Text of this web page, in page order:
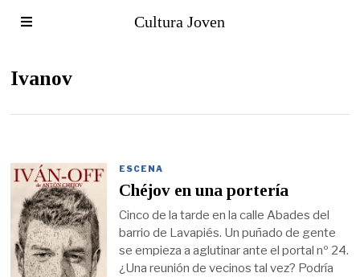
Cultura Joven
Ivanov
ESCENA
Chéjov en una portería
Cinco de la tarde en la calle Abades del
barrio de Lavapiés. Un puñado de gente
se empieza a aglutinar ante el portal nº 24.
¿Una reunión de vecinos tal vez? Podría